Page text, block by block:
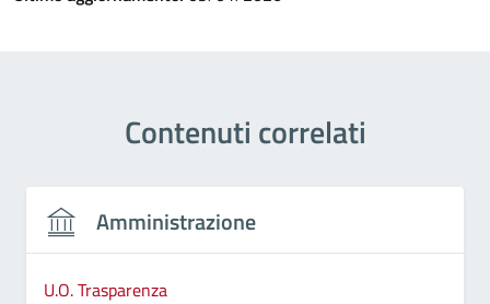
Contenuti correlati
Amministrazione
U.O. Trasparenza